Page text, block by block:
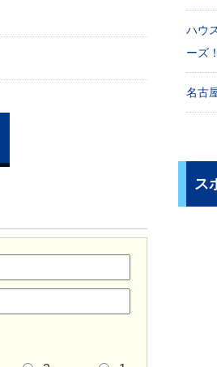
ハウ
ーズ！
名古
ス